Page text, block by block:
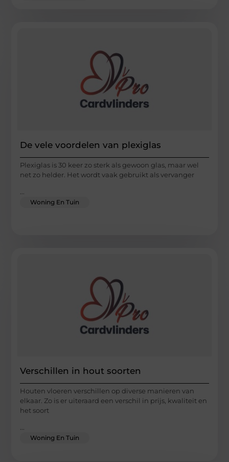
De vele voordelen van plexiglas
Plexiglas is 30 keer zo sterk als gewoon glas, maar wel
net zo helder. Het wordt vaak gebruikt als vervanger
Woning En Tuin
Verschillen in hout soorten
Houten vloeren verschillen op diverse manieren van
elkaar. Zo is er uiteraard een verschil in prijs, kwaliteit en
het soort
...
Woning En Tuin